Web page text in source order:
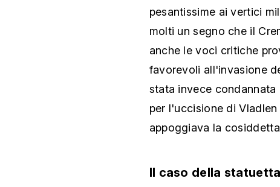
pesantissime ai vertici
molti un segno che il
anche le voci critiche
favorevoli all'invasione
stata invece
per l'uccisione di
appoggiava la cosiddetta
Il caso della statuetta